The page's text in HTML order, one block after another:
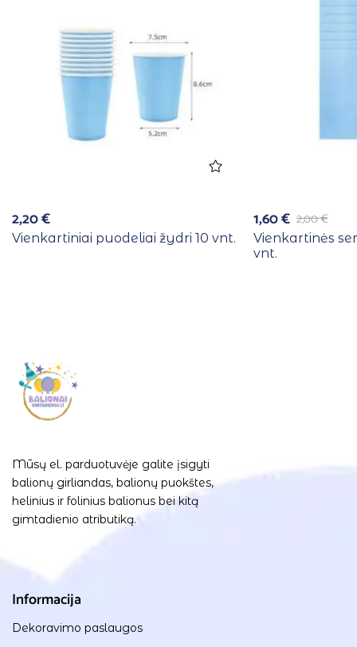
2,20€
Vienkartiniai puodeliai žydri 10 vnt.
2,00€
1,60€
Vienkartinės
vnt.
Mūsų el. parduotuvėje galite įsigyti
balionų girliandas, balionų puokštes,
helinius ir folinius balionus bei kitą
gimtadienio atributiką.
Informacija
Dekoravimo paslaugos